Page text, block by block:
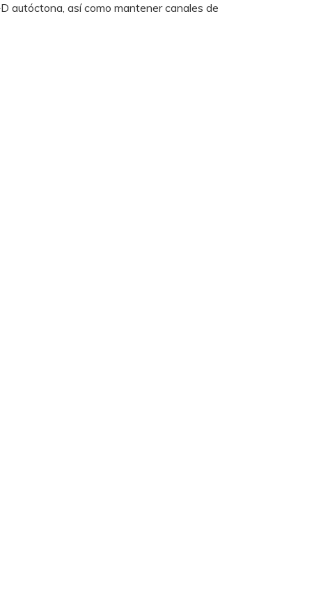
autóctona, así como mantener canales de